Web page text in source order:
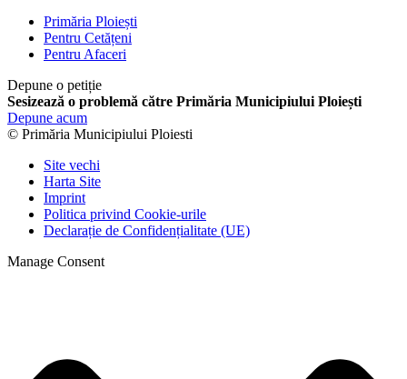
Primăria Ploiești
Pentru Cetățeni
Pentru Afaceri
Depune o petiție
Sesizează o problemă către Primăria Municipiului Ploiești
Depune acum
© Primăria Municipiului Ploiesti
Site vechi
Harta Site
Imprint
Politica privind Cookie-urile
Declarație de Confidențialitate (UE)
Manage Consent